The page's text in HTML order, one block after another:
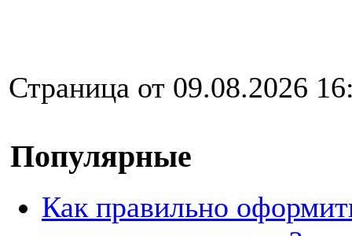
Страница от 09.08.2026
Популярные
Как правильно